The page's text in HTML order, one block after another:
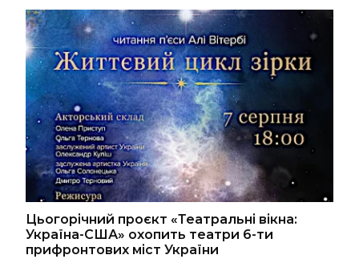
Цьогорічний проєкт «Театральні вікна:
Україна-США» охопить театри 6-ти
прифронтових міст України